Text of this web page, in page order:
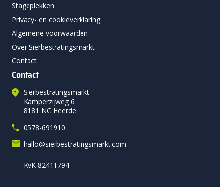
Stageplekken
Privacy- en cookieverklaring
Algemene voorwaarden
Over Sierbestratingsmarkt
Contact
Contact
Sierbestratingsmarkt
Kamperzijweg 6
8181 NC Heerde
0578-691910
hallo@sierbestratingsmarkt.com
KvK 82411794